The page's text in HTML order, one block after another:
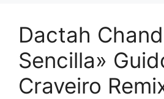
Dactah
Sencilla»
Craveiro